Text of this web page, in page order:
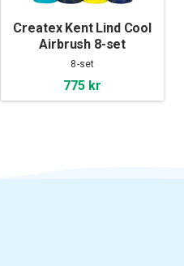
Createx Kent Lind Cool
Airbrush 8-set
8-set
775 kr